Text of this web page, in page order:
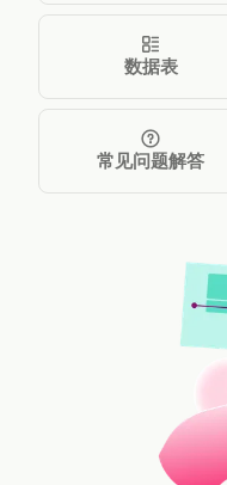
数据表
常见问题解答